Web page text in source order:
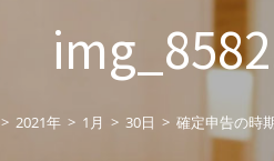
> 2021年 > 1月 > 30日 > 確定申告の時期